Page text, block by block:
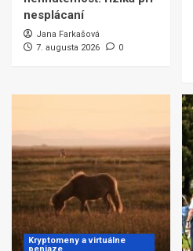
nesplácaní
Jana Farkašová
7. augusta 2026
0
Kryptomeny a virtuálne